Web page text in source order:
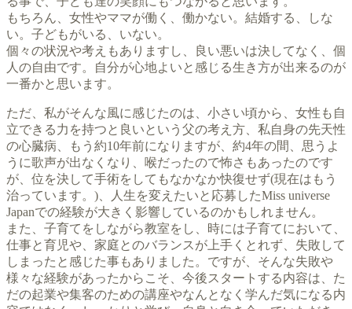
もちろん、女性やママが働く、働かない。結婚する、しな
い。子どもがいる、いない。
個々の状況や考えもありますし、良い悪いは決してなく、個
人の自由です。自分が心地よいと感じる生き方が出来るのが
一番かと思います。
ただ、私がそんな風に感じたのは、小さい頃から、女性も自
立できる力を持つと良いという父の考え方、私自身の先天性
の心臓病、もう約10年前になりますが、約4年の間、思うよ
うに歌声が出なくなり、喉だったので怖さもあったのです
が、位を決して手術をしてもなかなか快復せず(現在はもう
治っています。)、人生を変えたいと応募したMiss universe
Japanでの経験が大きく影響しているのかもしれません。
また、子育てをしながら教室をし、時には子育てにおいて、
仕事と育児や、家庭とのバランスが上手くとれず、失敗して
しまったと感じた事もありました。ですが、そんな失敗や
様々な経験があったからこそ、今後スタートする内容は、た
だの起業や集客のための講座やなんとなく学んだ気になる内